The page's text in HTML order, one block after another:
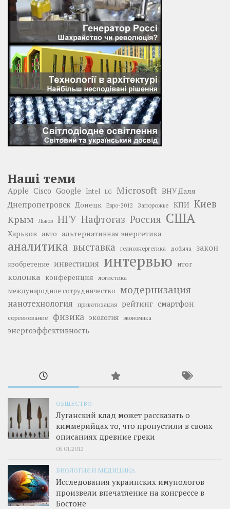
Наші теми
Apple Cisco Google Intel LG Microsoft ВНУ Даля
Днепропетровск Донецк Евро-2012 Запорожье КПИ Киев
Крым Львов НГУ Нафтогаз Россия США
Харьков авто альтернативная энергетика
аналитика выставка гелиоэнергетика добыча закон
изобретение инвестиция интервью итог
колонка конференция логистика
международное сотрудничество модернизация
нанотехнология приватизация рейтинг смартфон
соревнование физика экология экономика
энергоэффективность
ОБЩЕСТВО
Луганский клад может рассказать о
киммерийцах то, что пропустили в своих
описаниях древние греки
06.01.2012
БИОЛОГИЯ И МЕДИЦИНА
Исследования украинских имунологов
произвели впечатление на конгрессе в
Бостоне